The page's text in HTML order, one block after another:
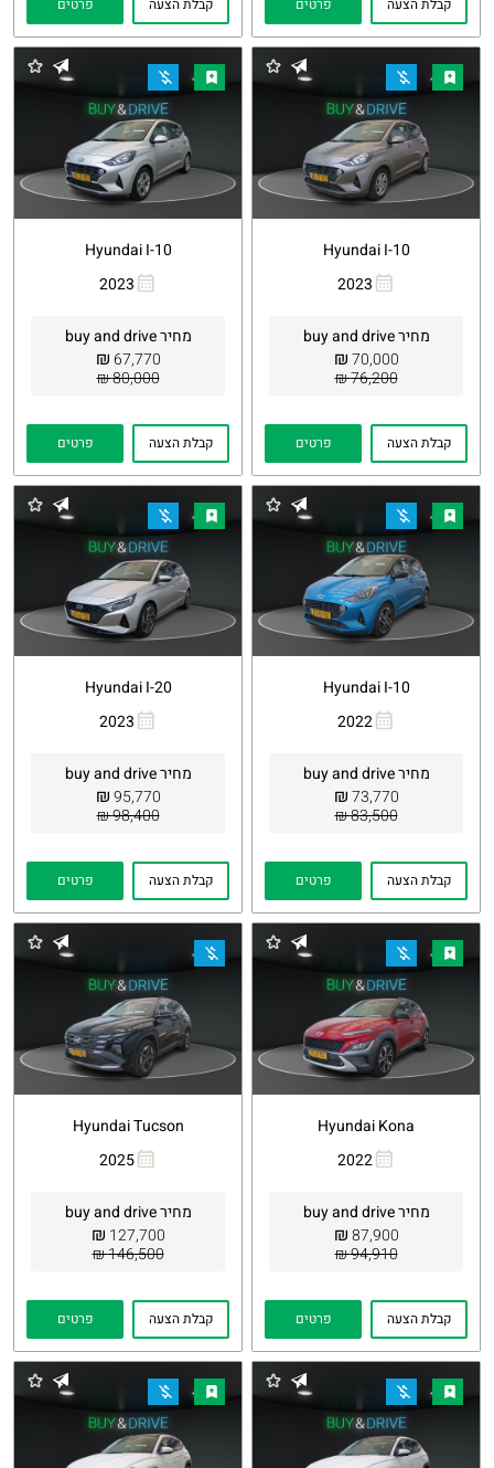
קבלת הצעה פרטים קבלת הצעה פרטים
Hyundai I-10
2023
מחיר buy and drive
70,000
₪
76,200 ₪
Whatsapp
קבלת הצעה פרטים
Hyundai I-10
2023
מחיר buy and drive
67,770
₪
80,000 ₪
Whatsapp
קבלת הצעה פרטים
Hyundai I-10
2022
מחיר buy and drive
73,770
₪
83,500 ₪
Whatsapp
קבלת הצעה פרטים
Hyundai I-20
2023
מחיר buy and drive
95,770
₪
98,400 ₪
Whatsapp
קבלת הצעה פרטים
Hyundai Kona
2022
מחיר buy and drive
87,900
₪
94,910 ₪
Whatsapp
קבלת הצעה פרטים
Hyundai Tucson
2025
מחיר buy and drive
127,700
₪
146,500 ₪
Whatsapp
קבלת הצעה פרטים